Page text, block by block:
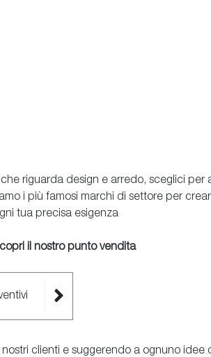
riguarda design e arredo, sceglici per
i più famosi marchi di settore per
tua precisa esigenza
il nostro punto vendita
clienti e suggerendo a ognuno idee